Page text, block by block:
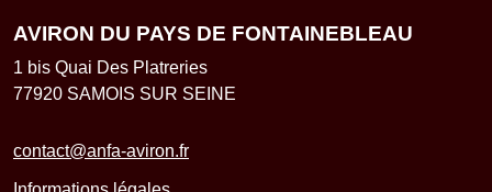
AVIRON DU PAYS DE FONTAINEBLEAU
1 bis Quai Des Platreries
77920 SAMOIS SUR SEINE
contact@anfa-aviron.fr